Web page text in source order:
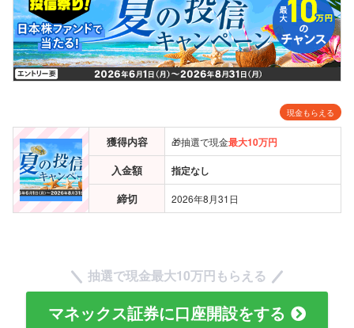
現金もらえる
獲得内容 🎁抽選で現金最大10万円
入金額 指定なし
締切 2026年8月31日
抽選で現金最大10万円もらえる
マネックス証券に口座開設をする